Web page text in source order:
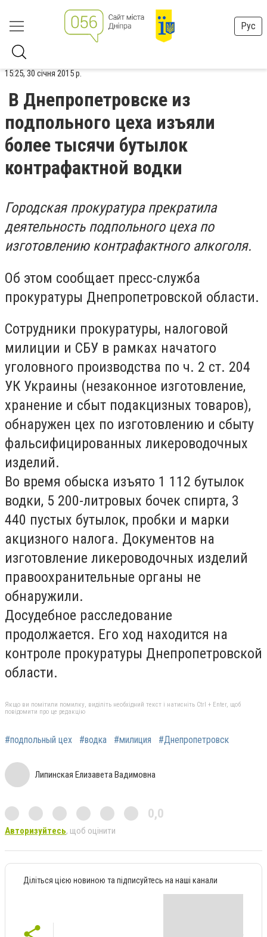
Рус
15:25, 30 січня 2015 р.
В Днепропетровске из
подпольного цеха изъяли
более тысячи бутылок
контрафактной водки
Городская прокуратура прекратила
деятельность подпольного цеха по
изготовлению контрафактного алкоголя.
Об этом сообщает пресс-служба
прокуратуры Днепропетровской области.
Сотрудники прокуратуры, налоговой
милиции и СБУ в рамках начатого
уголовного производства по ч. 2 ст. 204
УК Украины (незаконное изготовление,
хранение и сбыт подакцизных товаров),
обнаружен цех по изготовлению и сбыту
фальсифицированных ликероводочных
изделий.
Во время обыска изъято 1 112 бутылок
водки, 5 200-литровых бочек спирта, 3
440 пустых бутылок, пробки и марки
акцизного налога. Документов на
изготовление ликероводочных изделий
правоохранительные органы не
обнаружили.
Досудебное расследование
продолжается. Его ход находится на
контроле прокуратуры Днепропетровской
области.
Якщо ви помітили помилку, виділіть необхідний текст і натисніть Ctrl + Enter, щоб
повідомити про це редакцію
#подпольный цех #водка #милиция #Днепропетровск
Липинская Елизавета Вадимовна
0,0
Авторизуйтесь, щоб оцінити
Діліться цією новиною та підписуйтесь на наші канали